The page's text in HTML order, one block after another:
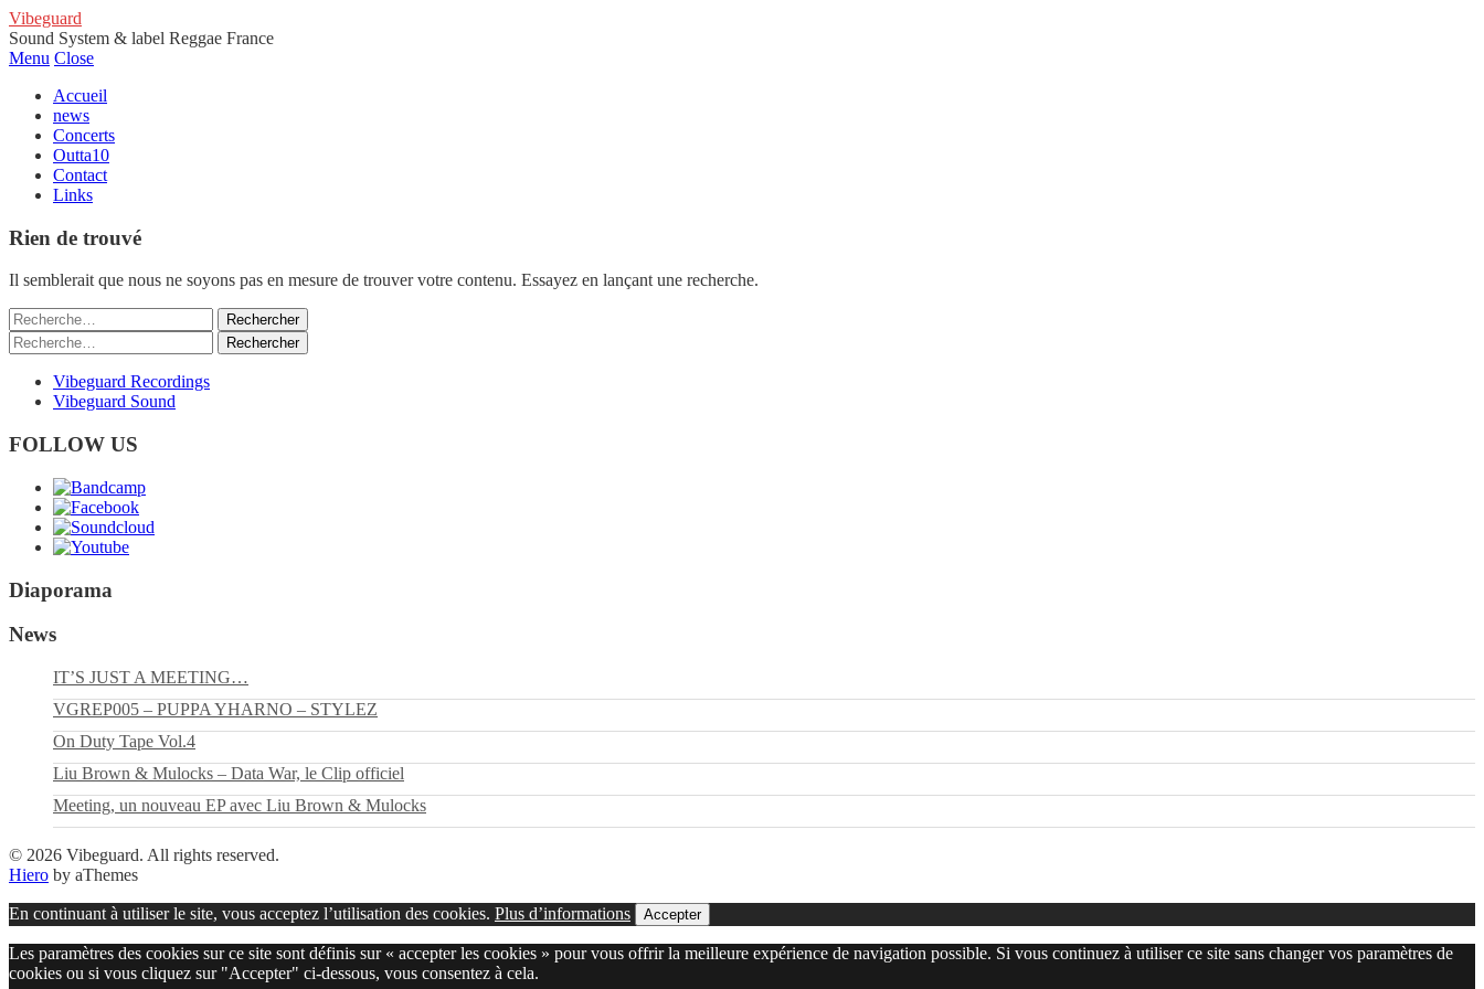
Vibeguard
Sound System & label Reggae France
Menu Close
Accueil
news
Concerts
Outta10
Contact
Links
Rien de trouvé
Il semblerait que nous ne soyons pas en mesure de trouver votre contenu. Essayez en lançant une recherche.
Rechercher :
Rechercher :
Vibeguard Recordings
Vibeguard Sound
FOLLOW US
Diaporama
News
IT’S JUST A MEETING…
VGREP005 – PUPPA YHARNO – STYLEZ
On Duty Tape Vol.4
Liu Brown & Mulocks – Data War, le Clip officiel
Meeting, un nouveau EP avec Liu Brown & Mulocks
© 2026 Vibeguard. All rights reserved.
Hiero by aThemes
En continuant à utiliser le site, vous acceptez l’utilisation des cookies. Plus d’informations Accepter
Les paramètres des cookies sur ce site sont définis sur « accepter les cookies » pour vous offrir la meilleure expérience de navigation possible. Si vous continuez à utiliser ce site sans changer vos paramètres de
cookies ou si vous cliquez sur "Accepter" ci-dessous, vous consentez à cela.